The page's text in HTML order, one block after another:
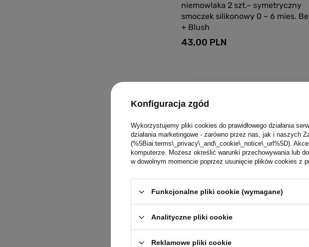
niemowlaka 2 szt.– symetryczny
smoczek silikonowy 0 – 6 mies.
+ Blush
43,00 PLN
0/5
Konfiguracja zgód
Wykorzystujemy pliki cookies do prawidłowego działania
działania marketingowe - zarówno przez nas, jak i naszych
(%5Biai:terms\_privacy\_and\_cookie\_notice\_url%5D).
komputerze. Możesz określić warunki przechowywania lub
w dowolnym momencie poprzez usunięcie plików cookies z
Funkcjonalne pliki cookie (wymagane)
Analityczne pliki cookie
Reklamowe pliki cookie